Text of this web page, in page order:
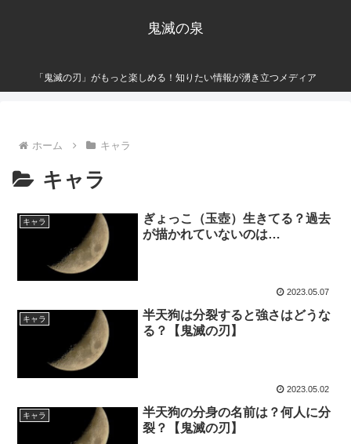
鬼滅の泉
「鬼滅の刃」がもっと楽しめる！知りたい情報が湧き立つメディア
ホーム キャラ
キャラ
キャラ
ぎょっこ（玉壺）生きてる？過去
が描かれていないのは…
2023.05.07
キャラ
半天狗は分裂すると強さはどうな
る？【鬼滅の刃】
2023.05.02
キャラ
半天狗の分身の名前は？何人に分
裂？【鬼滅の刃】